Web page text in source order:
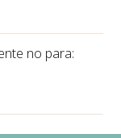
no para: